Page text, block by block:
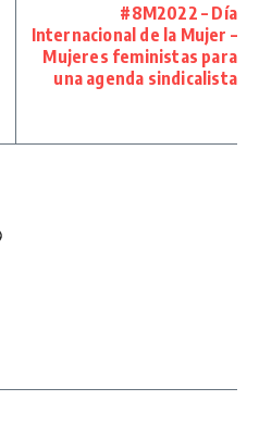
#8M2022 – Día
Internacional de la Mujer –
Mujeres feministas para
una agenda sindicalista